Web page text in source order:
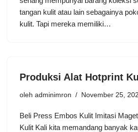
tangan kulit atau lain sebagainya
kulit. Tapi mereka memiliki…
Produksi Alat Hotprint
oleh adminimron November 25,
Beli Press Embos Kulit Imitasi
Kulit Kali kita memandang banyak